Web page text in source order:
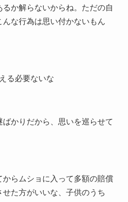
か解らないからね。ただの自
な行為は思い付かないもん
る必要ないな
かりだから、思いを巡らせて
らムショに入って多額の賠償
た方がいいな、子供のうち